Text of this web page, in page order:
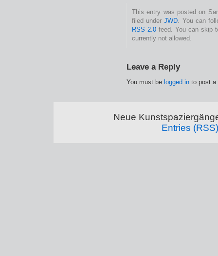
This entry was posted on
filed underJWD. You can
RSS 2.0feed. You can skip
currently not allowed.
Leave a Reply
You must be logged in to post a
Neue
Entries (RSS)